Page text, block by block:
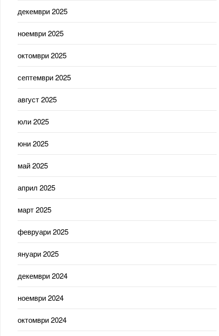
декември 2025
ноември 2025
октомври 2025
септември 2025
август 2025
юли 2025
юни 2025
май 2025
април 2025
март 2025
февруари 2025
януари 2025
декември 2024
ноември 2024
октомври 2024